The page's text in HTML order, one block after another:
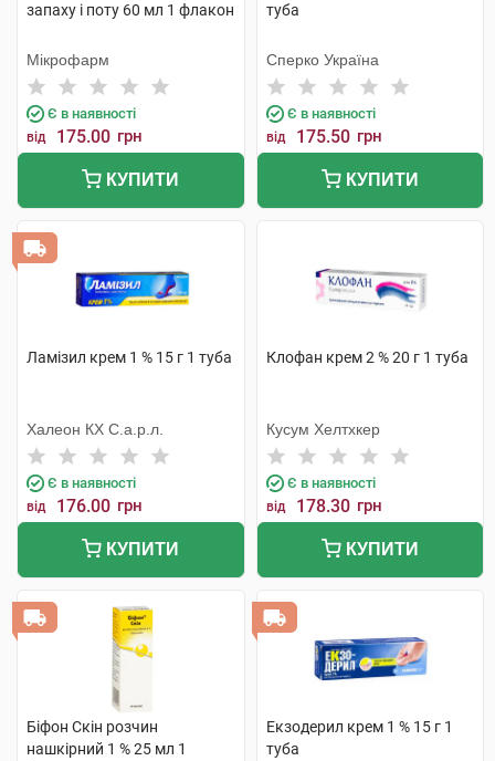
запаху і поту 60 мл 1 флакон
Мікрофарм
Є в наявності
від 175.00 грн
КУПИТИ
туба
Сперко Україна
Є в наявності
від 175.50 грн
КУПИТИ
Ламізил крем 1 % 15 г 1 туба
Халеон КХ С.а.р.л.
Є в наявності
від 176.00 грн
КУПИТИ
Клофан крем 2 % 20 г 1 туба
Кусум Хелтхкер
Є в наявності
від 178.30 грн
КУПИТИ
Біфон Скін розчин
нашкірний 1 % 25 мл 1
Екзодерил крем 1 % 15 г 1
туба